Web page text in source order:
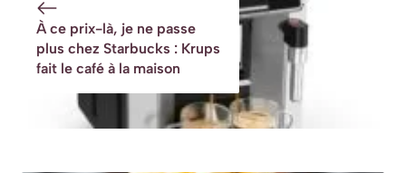
moins de 25 €
chez Boulanger
(offre limitée)
À ce prix-là, je ne passe
plus chez Starbucks : Krups
fait le café à la maison